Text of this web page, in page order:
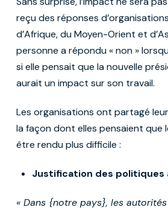
reçu des réponses
d’Afrique, du Moyen-Orient et
personne a répondu « non »
si elle pensait que la nouvelle
aurait un impact sur son travail.
Les organisations ont partagé
la façon dont elles pensaient que
être rendu plus difficile :
Justification des
« Dans {notre pays}, les